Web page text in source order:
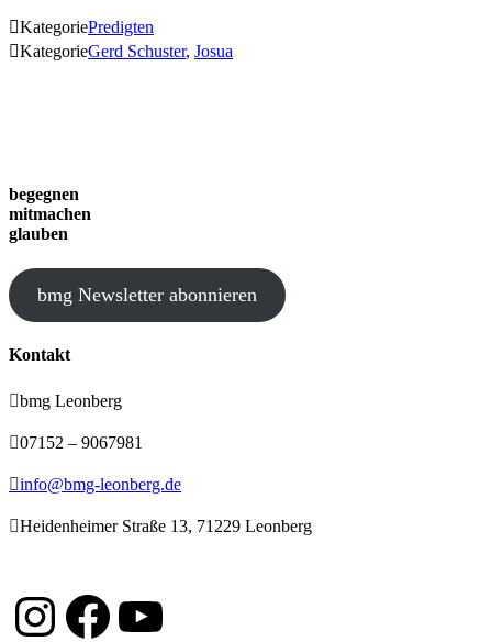
KategoriePredigten
KategorieGerd Schuster, Josua
begegnen
mitmachen
glauben
bmg Newsletter abonnieren
Kontakt
bmg Leonberg
07152 – 9067981
info@bmg-leonberg.de
Heidenheimer Straße 13, 71229 Leonberg
Instagram
Facebook
YouTube